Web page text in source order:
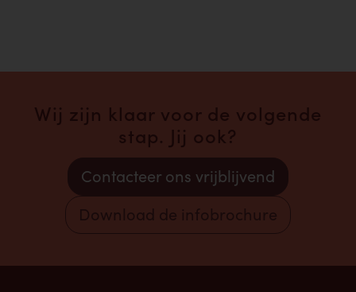
Wij zijn klaar voor de volgende
stap. Jij ook?
Contacteer ons vrijblijvend
Download de infobrochure